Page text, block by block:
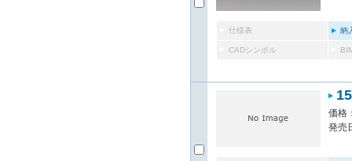
仕様表 納
CADシンボル
価格
発売